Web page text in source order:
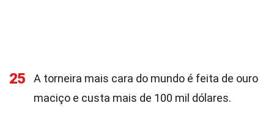
25
A torneira mais cara do mundo é feita de ouro
maciço e custa mais de 100 mil dólares.